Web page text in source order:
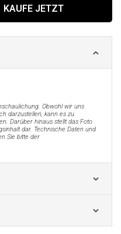
KAUFE JETZT
Obwohl wir uns
darzustellen, kann es zu
Darüber hinaus stellt das Foto
dar. Technische Daten und
Sie bitte der